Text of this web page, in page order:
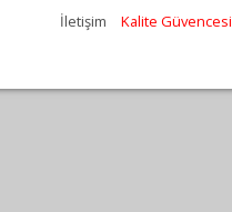
İletişim Kalite Güvencesi